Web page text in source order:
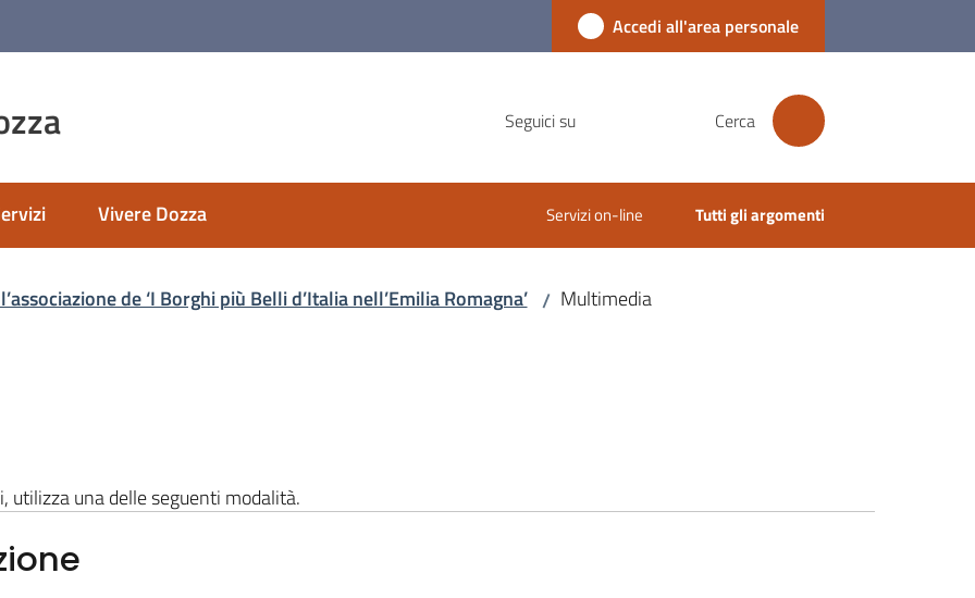
Accedi all'area personale
Seguici su Cerca
Vivere Dozza Servizi on-line Tutti gli argomenti
de ‘I Borghi più Belli d’Italia nell’Emilia Romagna’ / Multimedia
utilizza una delle seguenti modalità.